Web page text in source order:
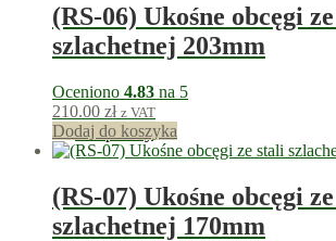
(RS-06) Ukośne obcęgi
szlachetnej 203mm
Oceniono 4.83 na 5
210.00 zł z VAT
210punkty
Dodaj do koszyka
(RS-07) Ukośne obcęgi
szlachetnej 170mm